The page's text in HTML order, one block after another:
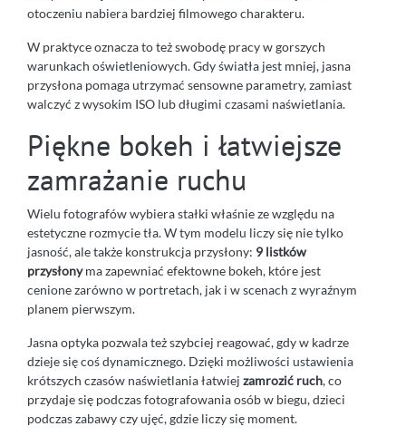
otoczeniu nabiera bardziej filmowego charakteru.
W praktyce oznacza to też swobodę pracy w gorszych
warunkach oświetleniowych. Gdy światła jest mniej, jasna
przysłona pomaga utrzymać sensowne parametry, zamiast
walczyć z wysokim ISO lub długimi czasami naświetlania.
Piękne bokeh i łatwiejsze
zamrażanie ruchu
Wielu fotografów wybiera stałki właśnie ze względu na
estetyczne rozmycie tła. W tym modelu liczy się nie tylko
jasność, ale także konstrukcja przysłony: 9 listków
przysłonyma zapewniać efektowne bokeh, które jest
cenione zarówno w portretach, jak i w scenach z wyraźnym
planem pierwszym.
Jasna optyka pozwala też szybciej reagować, gdy w kadrze
dzieje się coś dynamicznego. Dzięki możliwości ustawienia
krótszych czasów naświetlania łatwiej zamrozić ruch, co
przydaje się podczas fotografowania osób w biegu, dzieci
podczas zabawy czy ujęć, gdzie liczy się moment.